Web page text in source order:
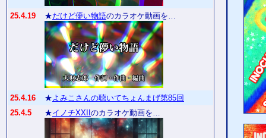
25.4.19 ★だけど儚い物語のカラオケ動画を…
25.4.16 ★よみこさんの聴いてちょんまげ第85回
25.4.5
★イノチXXII のカラオケ動画を…